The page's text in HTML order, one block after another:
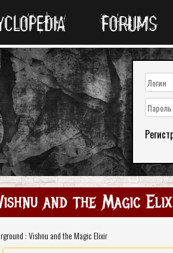
FORUMS
and the Magic
: Vishnu and the Magic Elixir